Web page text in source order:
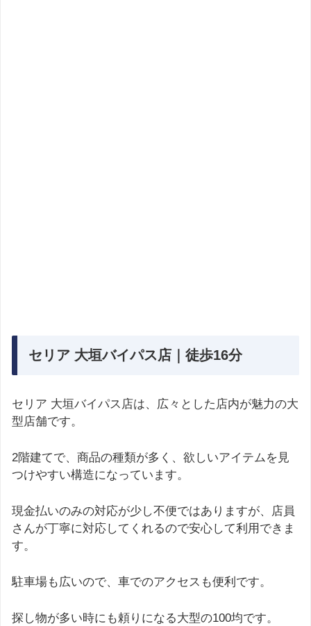
セリア 大垣バイパス店｜徒歩16分
セリア 大垣バイパス店は、広々とした店内が魅力の大
型店舗です。
2階建てで、商品の種類が多く、欲しいアイテムを見
つけやすい構造になっています。
現金払いのみの対応が少し不便ではありますが、店員
さんが丁寧に対応してくれるので安心して利用できま
す。
駐車場も広いので、車でのアクセスも便利です。
探し物が多い時にも頼りになる大型の100均です。